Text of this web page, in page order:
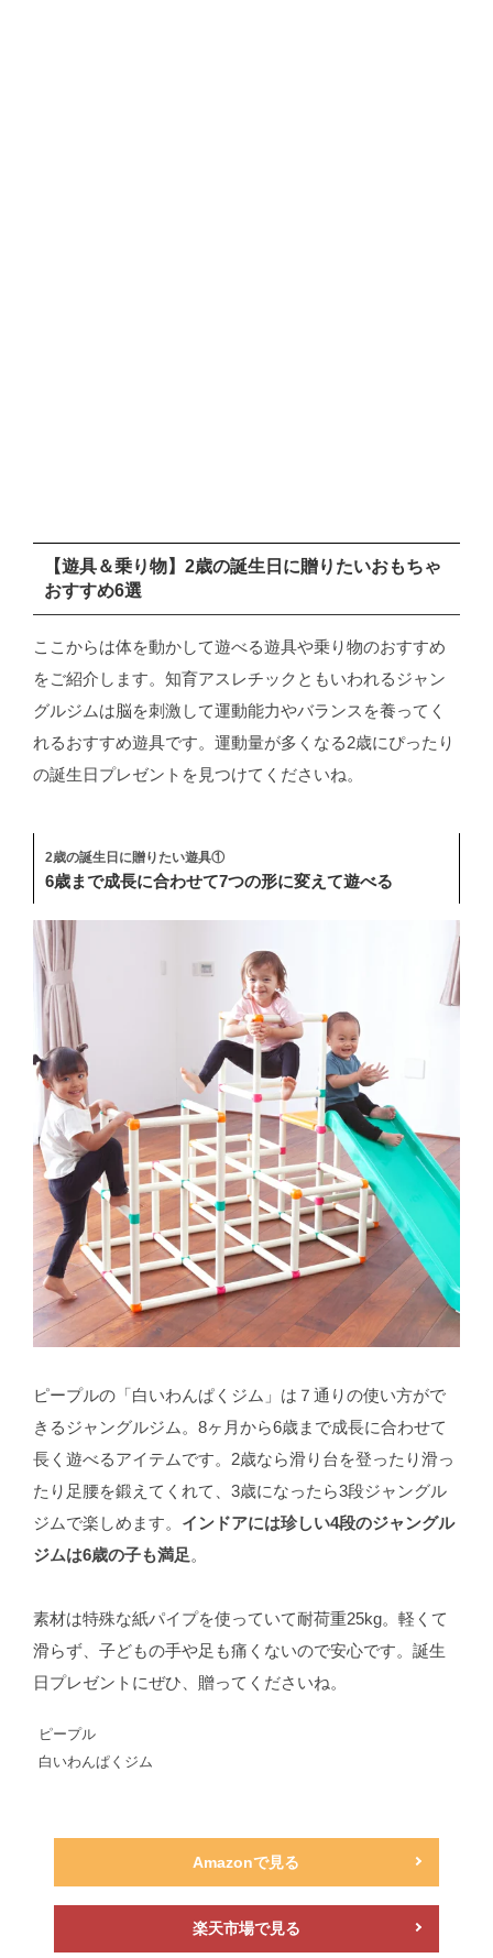
【遊具＆乗り物】2歳の誕生日に贈りたいおもちゃ
おすすめ6選
ここからは体を動かして遊べる遊具や乗り物のおすすめ
をご紹介します。知育アスレチックともいわれるジャン
グルジムは脳を刺激して運動能力やバランスを養ってく
れるおすすめ遊具です。運動量が多くなる2歳にぴったり
の誕生日プレゼントを見つけてくださいね。
2歳の誕生日に贈りたい遊具①
6歳まで成長に合わせて7つの形に変えて遊べる
ピープルの「白いわんぱくジム」は７通りの使い方がで
きるジャングルジム。8ヶ月から6歳まで成長に合わせて
長く遊べるアイテムです。2歳なら滑り台を登ったり滑っ
たり足腰を鍛えてくれて、3歳になったら3段ジャングル
ジムで楽しめます。 インドアには珍しい4段のジャングル
ジムは6歳の子も満足。
素材は特殊な紙パイプを使っていて耐荷重25kg。軽くて
滑らず、子どもの手や足も痛くないので安心です。誕生
日プレゼントにぜひ、贈ってくださいね。
ピープル
白いわんぱくジム
Amazonで見る
楽天市場で見る